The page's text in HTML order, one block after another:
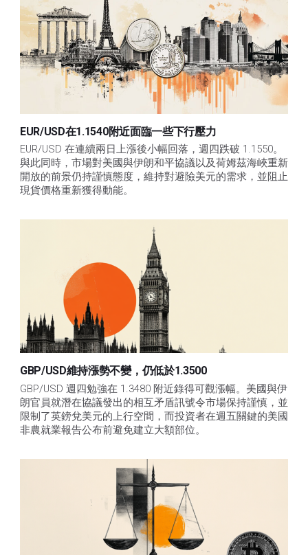
EUR/USD在1.1540附近面臨一些下行壓力
EUR/USD 在連續兩日上漲後小幅回落，週四跌破 1.1550。
與此同時，市場對美國與伊朗和平協議以及荷姆茲海峽重新
開放的前景仍持謹慎態度，維持對避險美元的需求，並阻止
現貨價格重新獲得動能。
GBP/USD維持漲勢不變，仍低於1.3500
GBP/USD 週四勉強在 1.3480 附近錄得可觀漲幅。美國與伊
朗官員就潛在協議發出的相互矛盾訊號令市場保持謹慎，並
限制了英鎊兌美元的上行空間，而投資者在週五關鍵的美國
非農就業報告公布前避免建立大額部位。